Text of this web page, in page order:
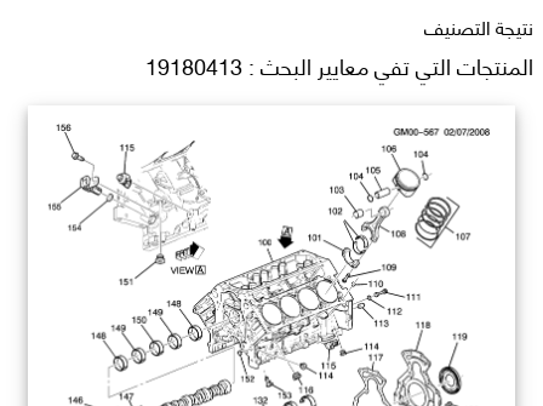
نتيجة التصنيف
المنتجات التي تفي معايير البحث : 19180413